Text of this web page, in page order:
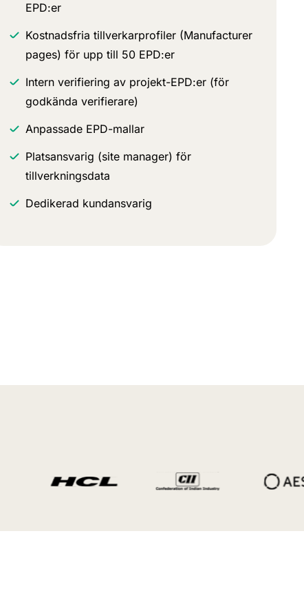
EPD:er
Kostnadsfria tillverkarprofiler (Manufacturer
pages) för upp till 50 EPD:er
Intern verifiering av projekt-EPD:er (för
godkända verifierare)
Anpassade EPD-mallar
Platsansvarig (site manager) för
tillverkningsdata
Dedikerad kundansvarig